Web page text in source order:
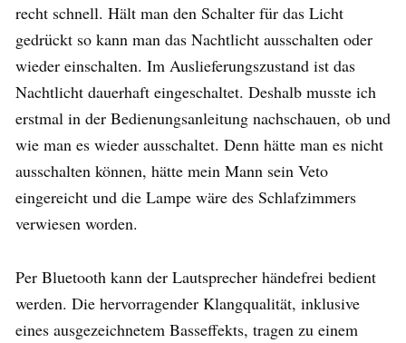
recht schnell. Hält man den Schalter für das Licht
gedrückt so kann man das Nachtlicht ausschalten oder
wieder einschalten. Im Auslieferungszustand ist das
Nachtlicht dauerhaft eingeschaltet. Deshalb musste ich
erstmal in der Bedienungsanleitung nachschauen, ob und
wie man es wieder ausschaltet. Denn hätte man es nicht
ausschalten können, hätte mein Mann sein Veto
eingereicht und die Lampe wäre des Schlafzimmers
verwiesen worden.
Per Bluetooth kann der Lautsprecher händefrei bedient
werden. Die hervorragender Klangqualität, inklusive
eines ausgezeichnetem Basseffekts, tragen zu einem